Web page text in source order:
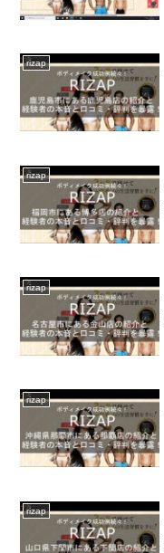
rizap
rizap
rizap
rizap
rizap